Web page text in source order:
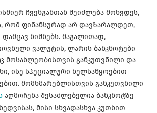
ჩვენგანთან შეიძლება მოხვდეს,
რომ ფინანსურად არ დავზარალდეთ,
ნიშნებს. მაგალითად,
ვალუტის, ლარის ბანკნოტები
მოსახლეობისთვის განკუთვნილი და
ისე სპეციალური ხელსაწყოებით
მომხმარებლისთვის განკუთვნილი
აღმოჩენა შესაძლებელია ბანკნოტზე
მისი სხვადასხვა კუთხით